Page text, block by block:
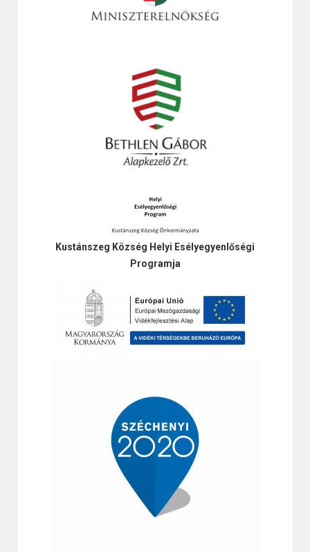
Kustánszeg Község Helyi Esélyegyenlőségi
Programja